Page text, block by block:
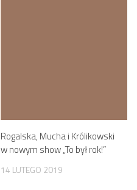
Rogalska, Mucha i Królikowski
w nowym show „To był rok!”
14 LUTEGO 2019